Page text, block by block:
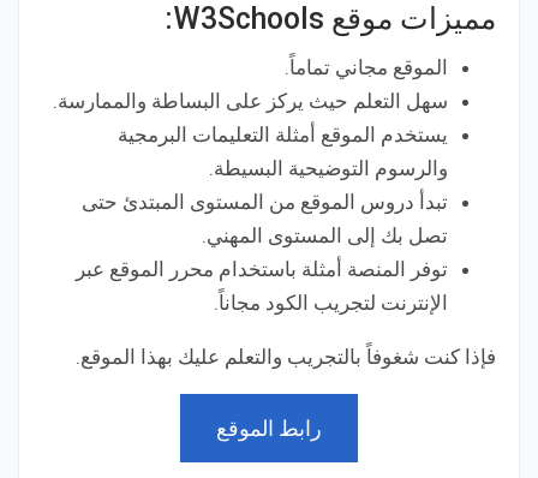
مميزات موقع W3Schools:
الموقع مجاني تماماً.
سهل التعلم حيث يركز على البساطة والممارسة.
يستخدم الموقع أمثلة التعليمات البرمجية
والرسوم التوضيحية البسيطة.
تبدأ دروس الموقع من المستوى المبتدئ حتى
تصل بك إلى المستوى المهني.
توفر المنصة أمثلة باستخدام محرر الموقع عبر
الإنترنت لتجريب الكود مجاناً.
فإذا كنت شغوفاً بالتجريب والتعلم عليك بهذا الموقع.
رابط الموقع